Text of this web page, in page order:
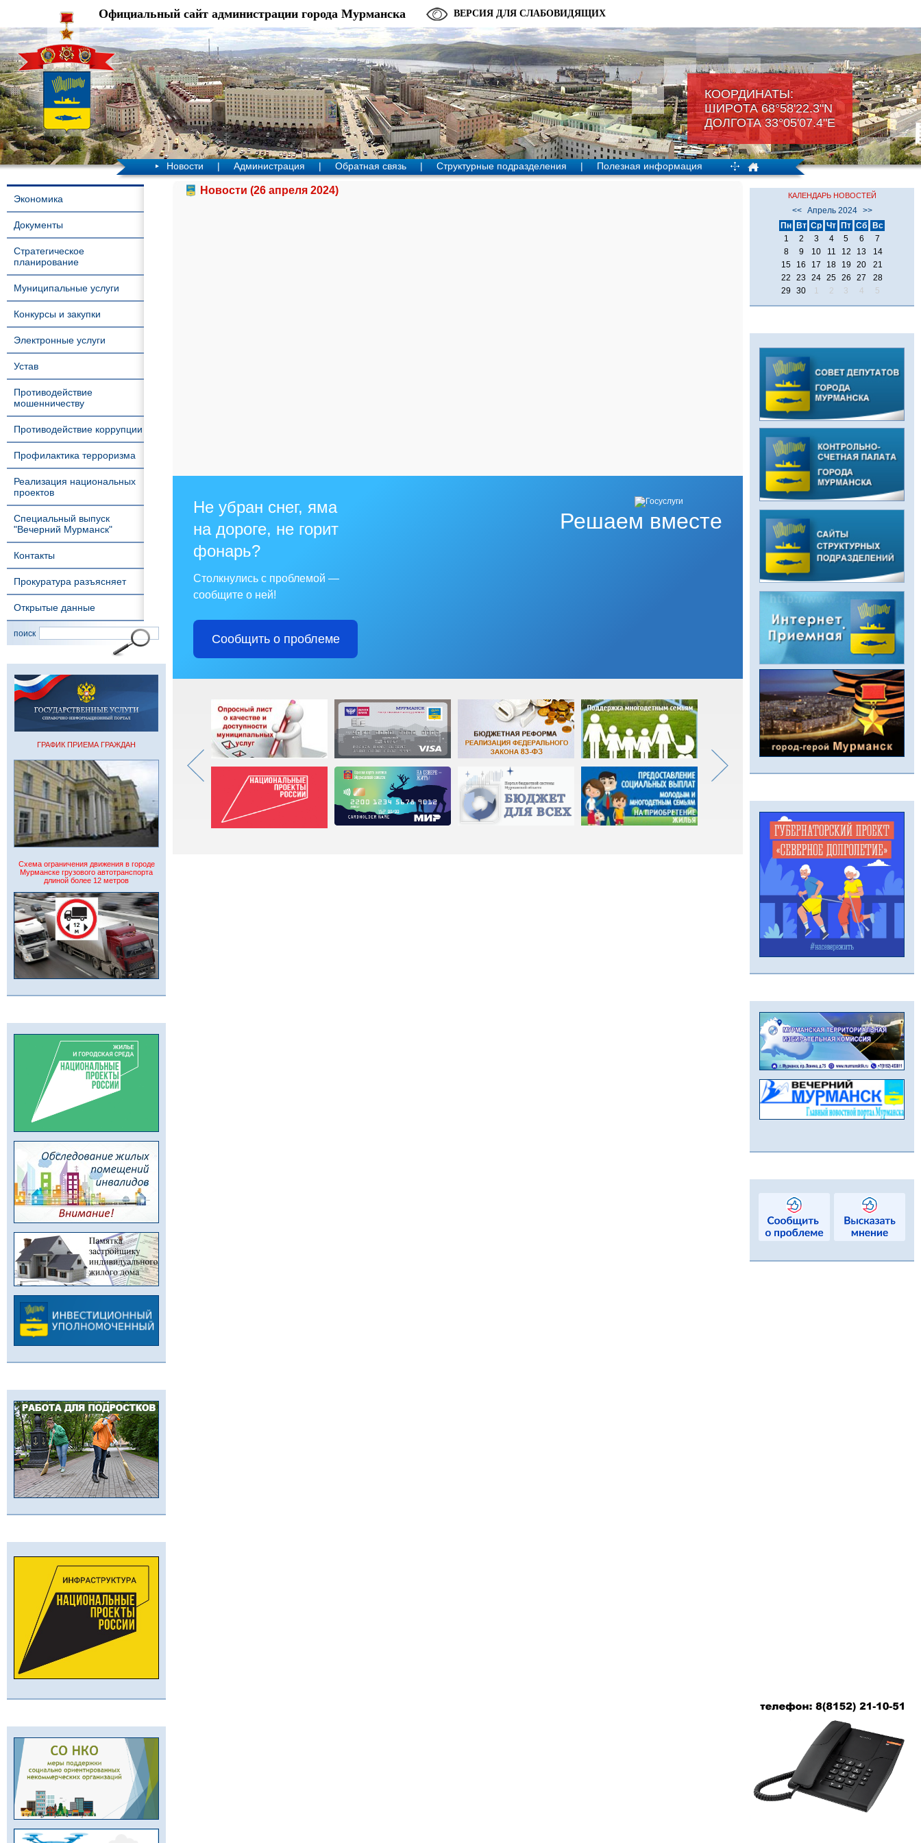
КООРДИНАТЫ:
ШИРОТА 68°58'22.3"N
ДОЛГОТА 33°05'07.4"Е
Официальный сайт администрации города Мурманска ВЕРСИЯ ДЛЯ СЛАБОВИДЯЩИХ
Новости | Администрация | Обратная связь | Структурные подразделения | Полезная информация
Экономика
Документы
Стратегическое
планирование
Муниципальные услуги
Конкурсы и закупки
Электронные услуги
Устав
Противодействие
мошенничеству
Противодействие коррупции
Профилактика терроризма
Реализация национальных
проектов
Специальный выпуск
"Вечерний Мурманск"
Контакты
Прокуратура разъясняет
Открытые данные
поиск
ГРАФИК ПРИЕМА ГРАЖДАН
Схема ограничения движения в городе
Мурманске грузового автотранспорта
длиной более 12 метров
Новости (26 апреля 2024)
Решаем вместе
Не убран снег, яма
на дороге, не горит
фонарь?
Столкнулись с проблемой —
сообщите о ней!
Сообщить о проблеме
КАЛЕНДАРЬ НОВОСТЕЙ
<< Апрель 2024
>>
Пн
Вт Ср Чт Пт Сб
Вс
1
2 3 4 5 6
7
8
9 10 11 12 13
14
15
16 17 18 19 20
21
22
23 24 25 26 27
28
29
30 1 2 3 4 5